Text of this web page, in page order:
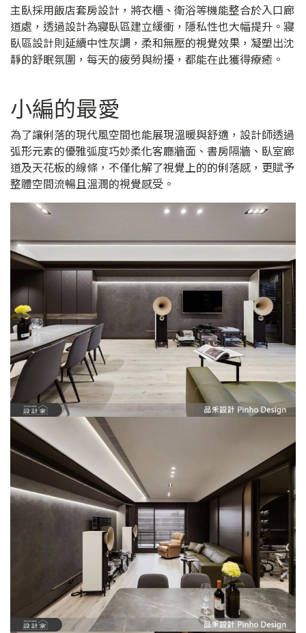
主臥採用飯店套房設計，將衣櫃、衛浴等機能整合於入口廊
道處，透過設計為寢臥區建立緩衝，隱私性也大幅提升。寢
臥區設計則延續中性灰調，柔和無壓的視覺效果，凝塑出沈
靜的舒眠氛圍，每天的疲勞與紛擾，都能在此獲得療癒。
小編的最愛
為了讓俐落的現代風空間也能展現溫暖與舒適，設計師透過
弧形元素的優雅弧度巧妙柔化客廳牆面、書房隔牆、臥室廊
道及天花板的線條，不僅化解了視覺上的的俐落感，更賦予
整體空間流暢且溫潤的視覺感受。